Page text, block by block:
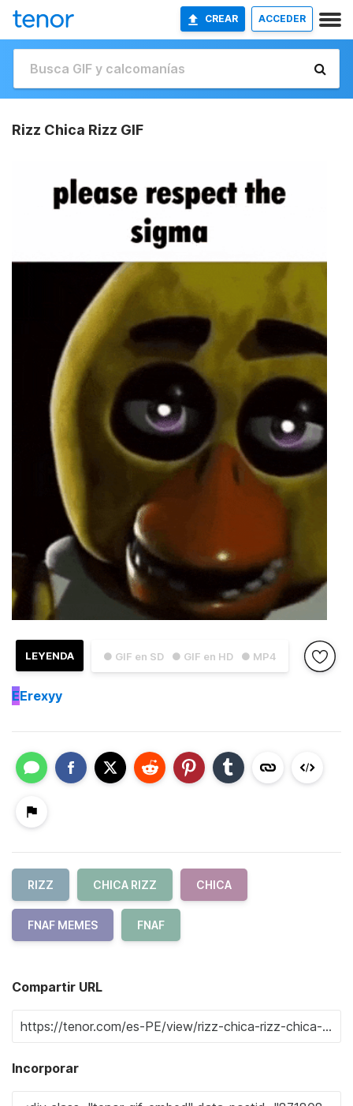
CREAR ACCEDER
Rizz Chica Rizz GIF
● GIF en SD ● GIF en HD ● MP4
LEYENDA
EErexyy
RIZZ CHICA RIZZ CHICA
FNAF MEMES FNAF
Compartir URL
Incorporar